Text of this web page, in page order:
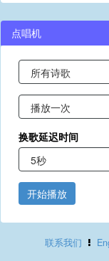
点唱机
换歌延迟时间
开始播放
联系我们